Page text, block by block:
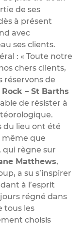
de ses
à présent
avec
ses clients.
: « Toute notre
chers clients,
réservons de
Rock – St Barths
de résister à
du lieu ont été
même que
qui règne sur
Matthews,
a su s’inspirer
à l’esprit
régné dans
tous les
choisis